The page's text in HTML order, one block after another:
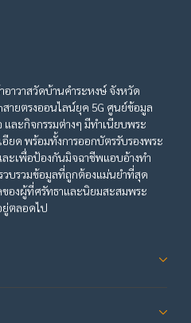
อาวาสวัดบ้านคำระหงษ์ จังหวัด
ายตรงออนไลน์ยุค 5G ศูนย์ข้อมูล
ละกิจกรรมต่างๆ มีทำเนียบพระ
อียด พร้อมทั้งการออกบัตรรับรองพระ
ะเพื่อป้องกันมิจฉาชีพแอบอ้างทำ
บรวมข้อมูลที่ถูกต้องแม่นยำที่สุด
ของผู้ที่ศรัทธาและนิยมสะสมพระ
ยู่ตลอดไป